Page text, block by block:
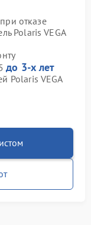
отказе
Polaris VEGA
до 3-х лет
Polaris VEGA